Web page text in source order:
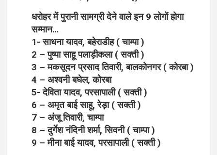
धरोहर में पुरानी सामग्री देने वाले इन 9 लोगों होगा
सम्मान…
1- साधना यादव, बहेराडीह ( चाम्पा )
2 – पुष्पा साहू पलाड़ीकला ( सक्ती )
3 – मकसूदन प्रसाद तिवारी, बालकोनगर ( कोरबा )
4 – अश्वनी बघेल, कोरबा
5- देविता यादव, परसापाली ( सक्ती )
6 – अमृत बाई साहू, रेड़ा ( सक्ती )
7 – अंजू तिवारी, चाम्पा
8 – दुर्गेश नंदिनी शर्मा, सिवनी ( चाम्पा )
9 – मीना बाई यादव, परसापाली ( सक्ती )